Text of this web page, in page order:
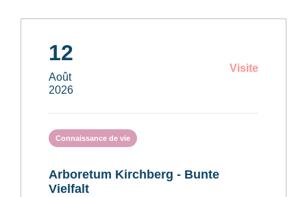
12
Août
2026
Visite
Connaissance de vie
Arboretum Kirchberg - Bunte
Vielfalt